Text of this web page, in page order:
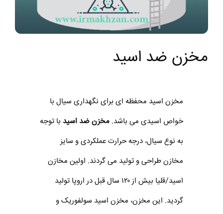
مخزن ضد اسید
مخزن اسید محفظه ای برای نگهداری سیال با
خواص اسیدی می باشد. مخزن ضد اسید با توجه
به نوع سیال، درجه حرارت عملکردی و سایز
مخازن طراحی و تولید می گردند. اولین مخازن
اسید/قلیا بیش از ۱۲۰ سال قبل در اروپا تولید
گردید. این مخزن، مخزن اسید سولفوریک و